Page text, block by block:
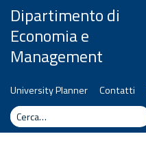
Vai al contenuto
Dipartimento di
Economia e
Management
University Planner
Contatti
Cerca